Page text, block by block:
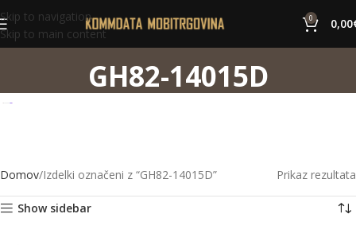
Skip to navigation
Skip to main content
0 0,00
GH82-14015D
Domov Izdelki označeni z “GH82-14015D” Prikaz rezultata
Show sidebar